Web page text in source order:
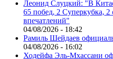
Леонид Слуцкий: "В
65 побед, 2 Суперкубка, 2
впечатлений"
04/08/2026 - 18:42
Рамиль Шейдаев
04/08/2026 - 16:02
Ходейфа Эль-Мхассани